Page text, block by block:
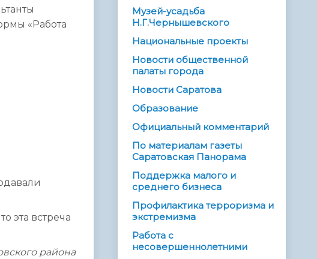
«Работа
эта встреча
района
Музей-усадьба
Н.Г.Чернышевского
Национальные проекты
Новости общественной
палаты города
Новости Саратова
Образование
Официальный комментарий
По материалам газеты
Саратовская Панорама
Поддержка малого и
среднего бизнеса
Профилактика терроризма и
экстремизма
Работа с
несовершеннолетними